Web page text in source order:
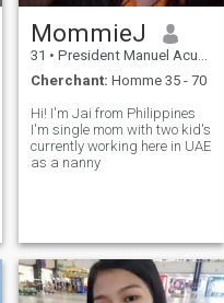
MommieJ
31 • President Manuel Acuña Roxas, Zamboanga del Norte, Philippin...
Cherchant: Homme 35 - 70
Hi! I'm Jai from Philippines
I'm single mom with two kid's
currently working here in UAE
as a nanny